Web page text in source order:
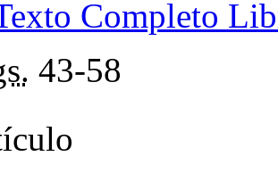
Completo
43-58